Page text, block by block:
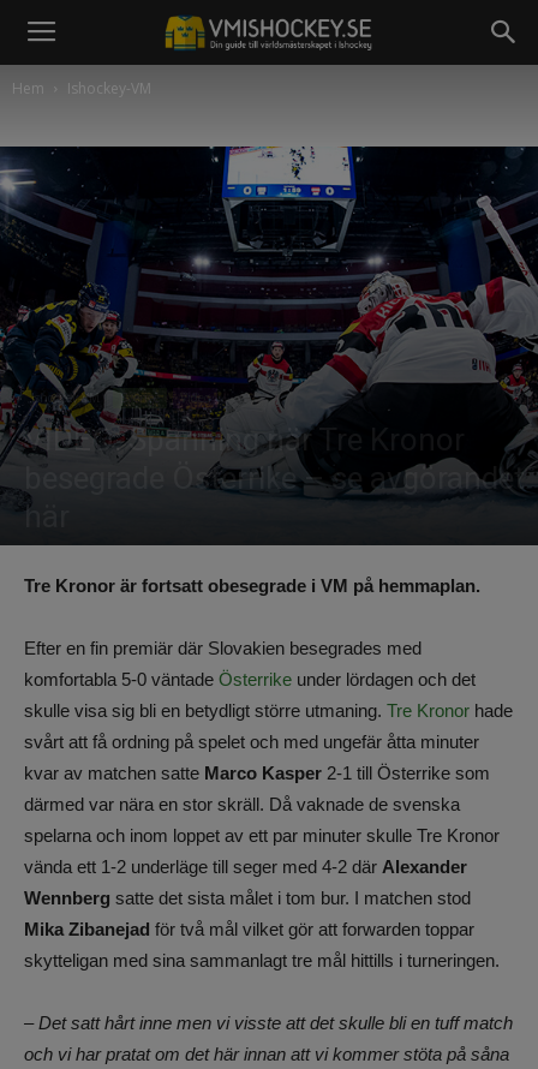
Hem Ishockey-VM
Ishockey-VM Sverige Video
VIDEO: Spänning när Tre Kronor
besegrade Österrike – se avgörandet
här
Tre Kronor är fortsatt obesegrade i VM på hemmaplan.
Efter en fin premiär där Slovakien besegrades med
komfortabla 5-0 väntade Österrike under lördagen och det
skulle visa sig bli en betydligt större utmaning. Tre Kronor hade
svårt att få ordning på spelet och med ungefär åtta minuter
kvar av matchen satte Marco Kasper 2-1 till Österrike som
därmed var nära en stor skräll. Då vaknade de svenska
spelarna och inom loppet av ett par minuter skulle Tre Kronor
vända ett 1-2 underläge till seger med 4-2 där Alexander
Wennberg satte det sista målet i tom bur. I matchen stod
Mika Zibanejad för två mål vilket gör att forwarden toppar
skytteligan med sina sammanlagt tre mål hittills i turneringen.
– Det satt hårt inne men vi visste att det skulle bli en tuff match
och vi har pratat om det här innan att vi kommer stöta på såna